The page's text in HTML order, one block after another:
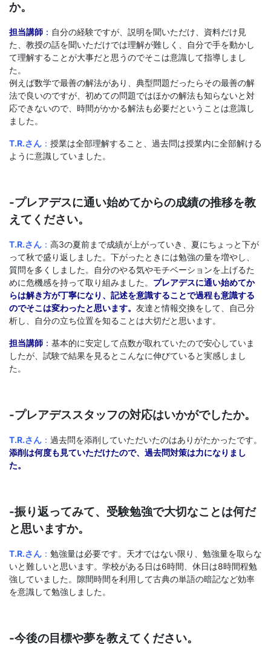
か。
担当講師 ： 自分の経験ですが、説明を聞いただけ、資料だけ見
た、教授の話を聞いただけでは理解が難しく、自分で手を動かし
て理解することが大事だと思うのでそこは意識して指導しまし
た。
例えば数学で最善の解法があり、典型問題だったらその最善の解
法で良いのですが、初めての問題ではほかの解法も知らないと対
応できないので、 時間がかかる解法も必要だということは意識し
ました。
T.R.さん ： 授業は全部理解すること、過去問は授業内に全部解ける
ように意識していました。
-プレアデスに通い始めてからの成績の推移を教
えてください。
T.R.さん ： 高3の夏前まで成績が上がっていき、夏にちょっと下が
って秋で盛り返しました。下がったときには勉強の量を増やし、
質問を多くしました。自分のやる気やモチベーションを上げるた
めに危機感を持って取り組みました。 プレアデスに通い始めてか
らは解き方が丁寧になり、記述を意識することで過程も意識する
のでそこは変わったと思います。 友達と情報交換をして、自己分
析し、自分の立ち位置を知ることは大切だと思います。
担当講師 ： 基本的に安定して点数が取れていたので安心していま
したが、試験で結果を見るとこんなに伸びていると実感しまし
た。
-プレアデススタッフの対応はいかがでしたか。
T.R.さん ： 過去問を添削していただいたのはありがたかったです。
添削は何度も見ていただけたので、過去問対策は力になりまし
た。
-振り返ってみて、受験勉強で大切なことは何だ
と思いますか。
T.R.さん ： 勉強量は必要です。天才ではない限り、勉強量を取らな
いと難しいと思います。学校がある日は6時間、休日は8時間程勉
強していました。隙間時間を利用して古典の単語の暗記など効率
を意識して勉強しました。
-今後の目標や夢を教えてください。